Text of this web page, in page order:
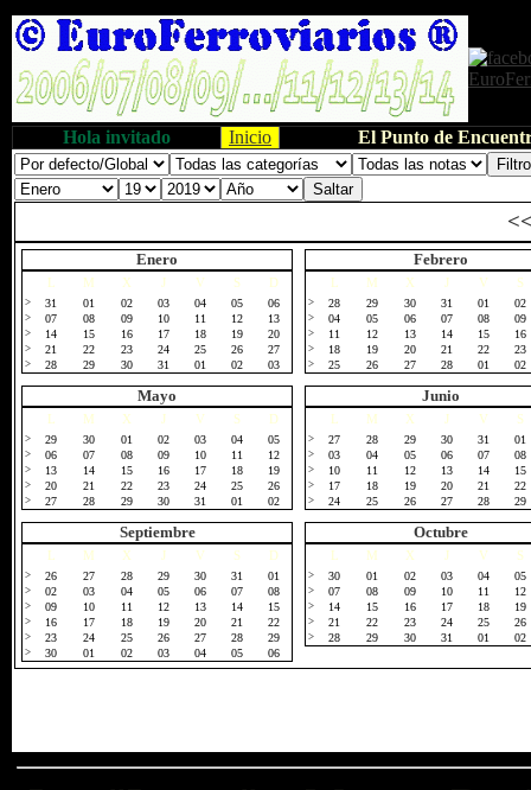
Hola invitado Inicio El Punto de
Enero
M X J V S D
> 31 01 02 03 04 05 06
> 07 08 09 10 11 12 13
> 14 15 16 17 18 19 20
> 21 22 23 24 25 26 27
> 28 29 30 31 01 02 03
Febrero
M X J V S
> 28 29 30 31 01 02
> 04 05 06 07 08 09
> 11 12 13 14 15 16
> 18 19 20 21 22 23
> 25 26 27 28 01 02
Mayo
M X J V S D
> 29 30 01 02 03 04 05
> 06 07 08 09 10 11 12
> 13 14 15 16 17 18 19
> 20 21 22 23 24 25 26
> 27 28 29 30 31 01 02
Junio
M X J V S
> 27 28 29 30 31 01
> 03 04 05 06 07 08
> 10 11 12 13 14 15
> 17 18 19 20 21 22
> 24 25 26 27 28 29
Septiembre
M X J V S D
> 26 27 28 29 30 31 01
> 02 03 04 05 06 07 08
> 09 10 11 12 13 14 15
> 16 17 18 19 20 21 22
> 23 24 25 26 27 28 29
> 30 01 02 03 04 05 06
Octubre
M X J V S
> 30 01 02 03 04 05
> 07 08 09 10 11 12
> 14 15 16 17 18 19
> 21 22 23 24 25 26
> 28 29 30 31 01 02